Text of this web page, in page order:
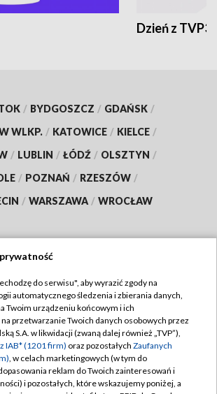
Dzień z TVP3
/ BYDGOSZCZ / GDAŃSK /
WLKP. / KATOWICE / KIELCE /
/ LUBLIN / ŁÓDŹ / OLSZTYN /
/ POZNAŃ / RZESZÓW /
/ WARSZAWA / WROCŁAW
TVP
TVP
Cyfrowa
Regulamin TVP
Polityka prywatności
Moje zgody
do serwisu", aby wyrazić zgody na
automatycznego śledzenia i zbierania danych,
Twoim urządzeniu końcowym i ich
przetwarzanie Twoich danych osobowych przez
S.A. w likwidacji (zwaną dalej również „TVP”),
IAB* (1201 firm) oraz pozostałych Zaufanych
, w celach marketingowych (w tym do
reklam do Twoich zainteresowań i
i pozostałych, które wskazujemy poniżej, a